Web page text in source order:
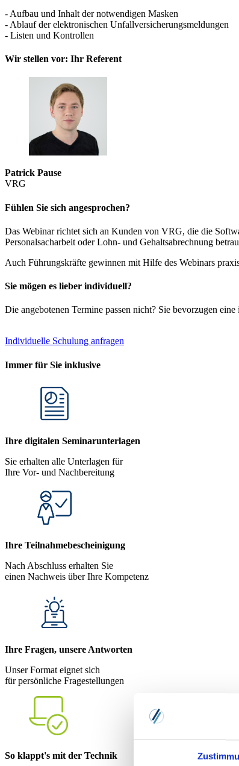
- Aufbau und Inhalt der notwendigen Masken
- Ablauf der elektronischen Unfallversicherungsmeldungen
- Listen und Kontrollen
Wir stellen vor: Ihr Referent
Patrick Pause
VRG
Fühlen Sie sich angesprochen?
Das Webinar richtet sich an Kunden von VRG, die die
Personalsacharbeit oder Lohn- und Gehaltsabrechnung
Auch Führungskräfte gewinnen mit Hilfe des Webinars
Sie mögen es lieber individuell?
Die angebotenen Termine passen nicht? Sie bevorzugen
Individuelle Schulung anfragen
Immer für Sie inklusive
Ihre digitalen Seminarunterlagen
Sie erhalten alle Unterlagen für
Ihre Vor- und Nachbereitung
Ihre Teilnahmebescheinigung
Nach Abschluss erhalten Sie
einen Nachweis über Ihre Kompetenz
Ihre Fragen, unsere Antworten
Unser Format eignet sich
für persönliche Fragestellungen
So klappt's mit der Technik